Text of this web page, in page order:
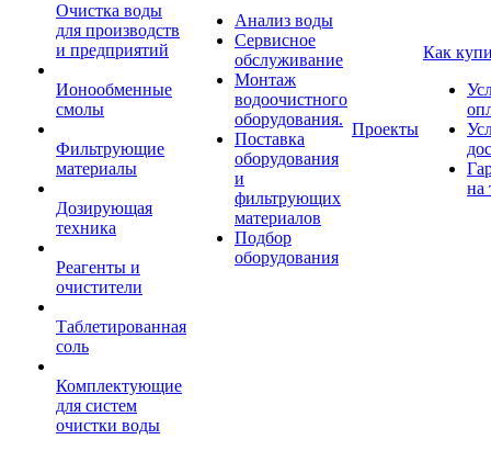
Очистка воды
для производств
и предприятий
Ионообменные
смолы
Фильтрующие
материалы
Дозирующая
техника
Реагенты и
очистители
Таблетированная
соль
Комплектующие
для систем
очистки воды
Анализ воды
Сервисное
обслуживание
Монтаж
водоочистного
оборудования.
Поставка
оборудования
и
фильтрующих
материалов
Подбор
оборудования
Проекты
Как
на